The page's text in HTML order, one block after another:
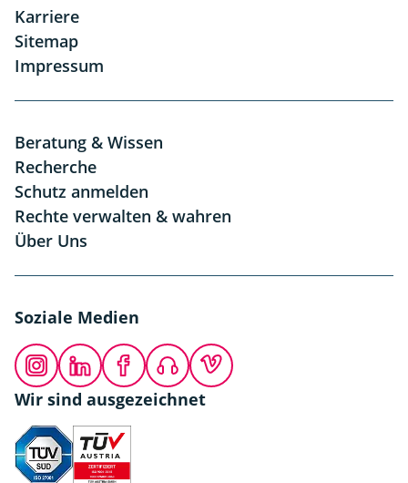
Karriere
Sitemap
Impressum
Beratung & Wissen
Recherche
Schutz anmelden
Rechte verwalten & wahren
Über Uns
Soziale Medien
InstagramLinkedInFacebookPodcastVimeo
Wir sind ausgezeichnet